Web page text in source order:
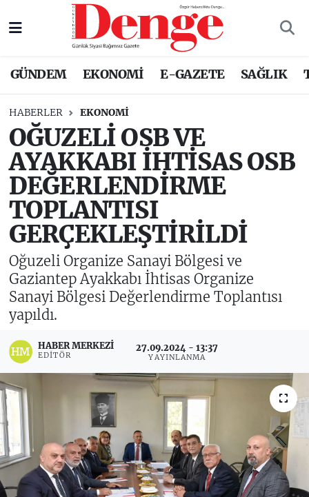
GÜNDEM EKONOMİ E-GAZETE SAĞLIK
HABERLER EKONOMİ
OĞUZELİ OSB VE
AYAKKABI İHTİSAS OSB
DEĞERLENDİRME
TOPLANTISI
GERÇEKLEŞTİRİLDİ
Oğuzeli Organize Sanayi Bölgesi ve
Gaziantep Ayakkabı İhtisas Organize
Sanayi Bölgesi Değerlendirme Toplantısı
yapıldı.
HABER MERKEZI
EDITÖR
27.09.2024 - 13:37
YAYINLANMA
Nöbetçi Eczaneler
Trafik Durumu
Süper Lig Puan Durumu ve Fikstür
Tüm Manşetler
Son Dakika Haberleri
Haber Arşivi